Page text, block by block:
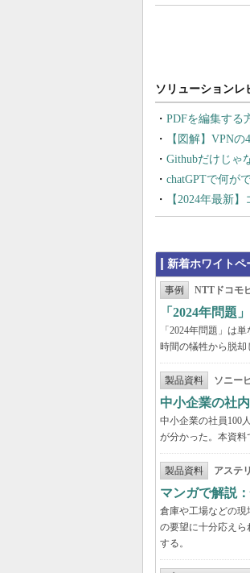
PDFを編集する
【図解】VPN
Githubだけじゃ
chatGPTで何が
【2024年最新
新着ホワイトペ
事例 NTTドコモ
「2024年問題
「2024年問題」は
時間の犠牲から脱却
製品資料 ソニー
中小企業の社
中小企業の社員100
が分かった。本資料
製品資料 アステ
マンガで解説
倉庫や工場などの
の要望に十分応え
する。